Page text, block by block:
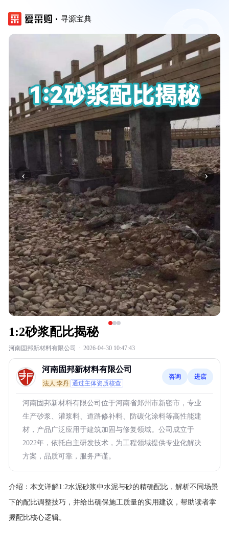
寻源宝典
‹ ›
1:2砂浆配比揭秘
河南固邦新材料有限公司 · 2026-04-30 10:47:43
河南固邦新材料有限公司
法人:李丹 通过主体资质核查
咨询 进店
河南固邦新材料有限公司位于河南省郑州市新密市，专业
生产砂浆、灌浆料、道路修补料、防碳化涂料等高性能建
材，产品广泛应用于建筑加固与修复领域。公司成立于
2022年，依托自主研发技术，为工程领域提供专业化解决
方案，品质可靠，服务严谨。
介绍： 本文详解1:2水泥砂浆中水泥与砂的精确配比，解析不同场景
下的配比调整技巧，并给出确保施工质量的实用建议，帮助读者掌
握配比核心逻辑。